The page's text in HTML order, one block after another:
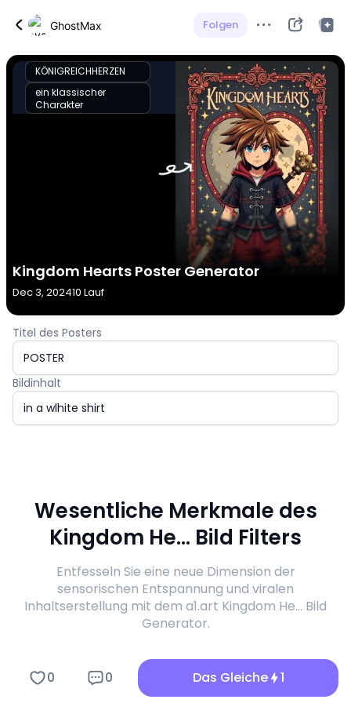
GhostMax Folgen
KÖNIGREICHHERZEN
ein klassischer
Charakter
Kingdom Hearts Poster Generator
Dec 3, 202410 Lauf
Titel des Posters
Bildinhalt
Wesentliche Merkmale des
Kingdom He... Bild Filters
Entfesseln Sie eine neue Dimension der
sensorischen Entspannung und viralen
Inhaltserstellung mit dem a1.art Kingdom He... Bild
Generator.
0 0 Das Gleiche 1